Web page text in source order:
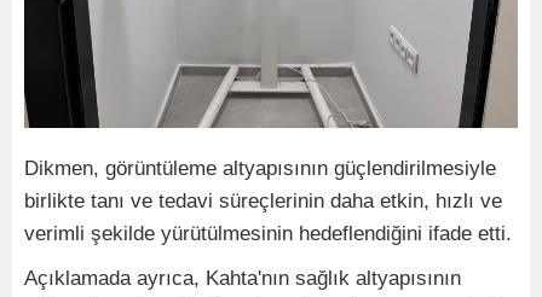
Dikmen, görüntüleme altyapısının güçlendirilmesiyle
birlikte tanı ve tedavi süreçlerinin daha etkin, hızlı ve
verimli şekilde yürütülmesinin hedeflendiğini ifade etti.
Açıklamada ayrıca, Kahta'nın sağlık altyapısının